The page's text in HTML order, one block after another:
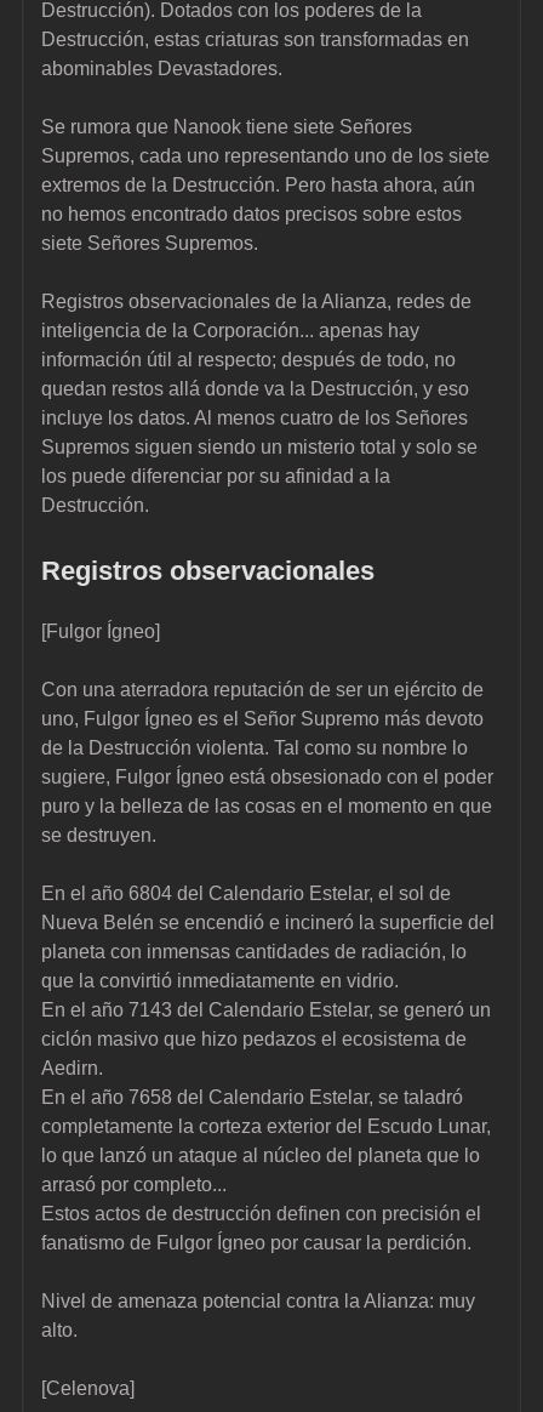
Destrucción). Dotados con los poderes de la
Destrucción, estas criaturas son transformadas en
abominables Devastadores.
Se rumora que Nanook tiene siete Señores
Supremos, cada uno representando uno de los siete
extremos de la Destrucción. Pero hasta ahora, aún
no hemos encontrado datos precisos sobre estos
siete Señores Supremos.
Registros observacionales de la Alianza, redes de
inteligencia de la Corporación... apenas hay
información útil al respecto; después de todo, no
quedan restos allá donde va la Destrucción, y eso
incluye los datos. Al menos cuatro de los Señores
Supremos siguen siendo un misterio total y solo se
los puede diferenciar por su afinidad a la
Destrucción.
Registros observacionales
[Fulgor Ígneo]
Con una aterradora reputación de ser un ejército de
uno, Fulgor Ígneo es el Señor Supremo más devoto
de la Destrucción violenta. Tal como su nombre lo
sugiere, Fulgor Ígneo está obsesionado con el poder
puro y la belleza de las cosas en el momento en que
se destruyen.
En el año 6804 del Calendario Estelar, el sol de
Nueva Belén se encendió e incineró la superficie del
planeta con inmensas cantidades de radiación, lo
que la convirtió inmediatamente en vidrio.
En el año 7143 del Calendario Estelar, se generó un
ciclón masivo que hizo pedazos el ecosistema de
Aedirn.
En el año 7658 del Calendario Estelar, se taladró
completamente la corteza exterior del Escudo Lunar,
lo que lanzó un ataque al núcleo del planeta que lo
arrasó por completo...
Estos actos de destrucción definen con precisión el
fanatismo de Fulgor Ígneo por causar la perdición.
Nivel de amenaza potencial contra la Alianza: muy
alto.
[Celenova]